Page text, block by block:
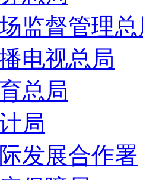
监督管理
电视总局
总局
局
发展合作署